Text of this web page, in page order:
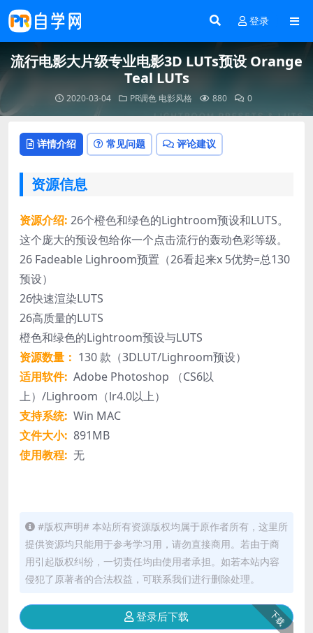
登录
流行电影大片级专业电影3D LUTs预设 Orange
Teal LUTs
2020-03-04 PR调色 电影风格 880 0
详情介绍 常见问题 评论建议
资源信息
资源介绍: 26个橙色和绿色的Lightroom预设和LUTS。
这个庞大的预设包给你一个点击流行的轰动色彩等级。
26 Fadeable Lighroom预置（26看起来x 5优势=总130
预设）
26快速渲染LUTS
26高质量的LUTS
橙色和绿色的Lightroom预设与LUTS
资源数量： 130 款（3DLUT/Lighroom预设）
适用软件: Adobe Photoshop （CS6以
上）/Lighroom（lr4.0以上）
支持系统: Win MAC
文件大小: 891MB
使用教程: 无
#版权声明# 本站所有资源版权均属于原作者所有，这里所
提供资源均只能用于参考学习用，请勿直接商用。若由于商
用引起版权纠纷，一切责任均由使用者承担。如若本站内容
侵犯了原著者的合法权益，可联系我们进行删除处理。
下载
登录后下载